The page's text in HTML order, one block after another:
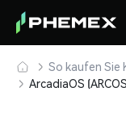
So kaufen